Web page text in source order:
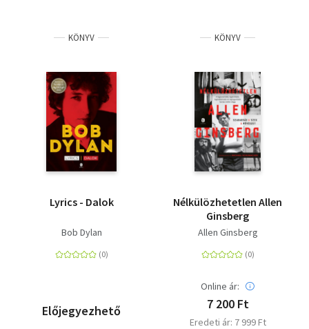
KÖNYV
Lyrics - Dalok
Bob Dylan
Előjegyezhető
KÖNYV
Nélkülözhetetlen Allen
Ginsberg
Allen Ginsberg
Online ár:
7 200 Ft
Eredeti ár: 7 999 Ft